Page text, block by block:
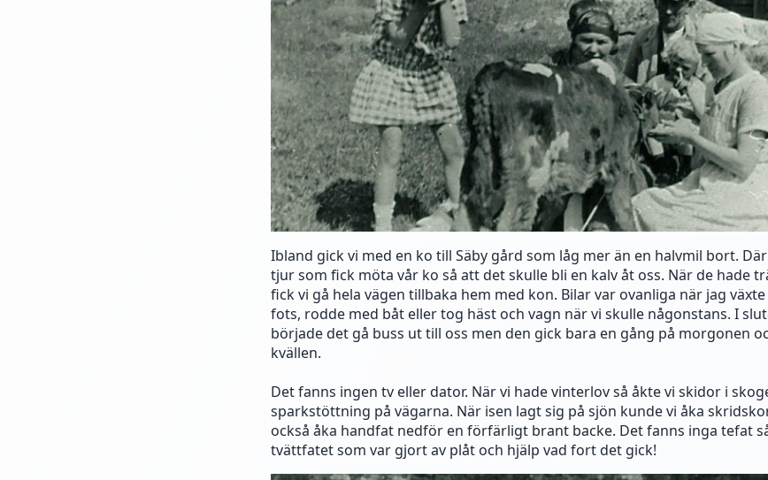
Ibland gick vi med en ko till Säby gård som låg mer än en halvmil bort.
tjur som fick möta vår ko så att det skulle bli en kalv åt oss. När de hade
fick vi gå hela vägen tillbaka hem med kon. Bilar var ovanliga när jag
fots, rodde med båt eller tog häst och vagn när vi skulle någonstans. I
började det gå buss ut till oss men den gick bara en gång på morgonen
kvällen.
Det fanns ingen tv eller dator. När vi hade vinterlov så åkte vi skidor i
sparkstöttning på vägarna. När isen lagt sig på sjön kunde vi åka
också åka handfat nedför en förfärligt brant backe. Det fanns inga tefat
tvättfatet som var gjort av plåt och hjälp vad fort det gick!